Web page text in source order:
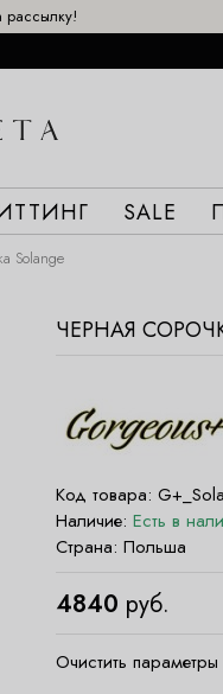
SALE
Solange
ЧЕРНАЯ
Код товара:
Наличие: Есть в
Страна: Польша
4840 руб.
Очистить параметры